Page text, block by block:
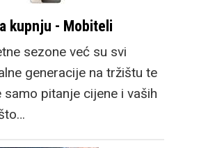
kupnju - Mobiteli
sezone već su svi
generacije na tržištu te
samo pitanje cijene i vaših